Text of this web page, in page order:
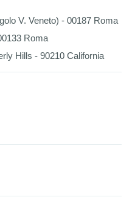
V. Veneto) - 00187 Roma
Roma
Hills - 90210 California